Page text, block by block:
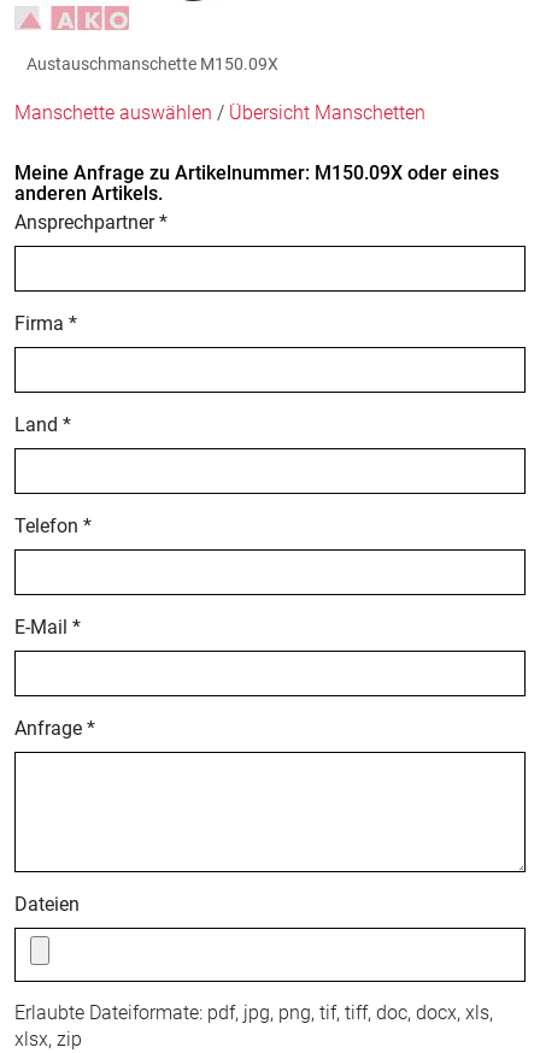
Austauschmanschette M150.09X
Manschette auswählen / Übersicht Manschetten
Meine Anfrage zu Artikelnummer: M150.09X oder eines
anderen Artikels.
Ansprechpartner *
Firma *
Land *
Telefon *
E-Mail *
Anfrage *
Dateien
Erlaubte Dateiformate: pdf, jpg, png, tif, tiff, doc, docx, xls,
xlsx, zip